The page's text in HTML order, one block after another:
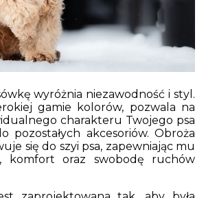
wyróżnia niezawodność i styl.
gamie kolorów, pozwala na
charakteru Twojego psa
pozostałych akcesoriów. Obroża
się do szyi psa, zapewniając mu
komfort oraz swobodę ruchów